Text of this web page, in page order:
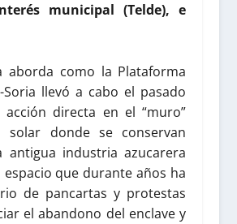
municipal (Telde), e
aborda como la Plataforma
Soria llevó a cabo el pasado
acción directa en el “muro”
solar donde se conservan
antigua industria azucarera
espacio que durante años ha
de pancartas y protestas
el abandono del enclave y